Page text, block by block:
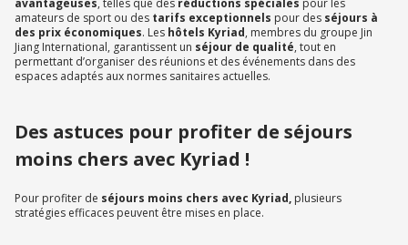
avantageuses, telles que des réductions spéciales pour les
amateurs de sport ou des tarifs exceptionnels pour des séjours à
des prix économiques. Les hôtels Kyriad, membres du groupe Jin
Jiang International, garantissent un séjour de qualité, tout en
permettant d’organiser des réunions et des événements dans des
espaces adaptés aux normes sanitaires actuelles.
Des astuces pour profiter de séjours
moins chers avec Kyriad !
Pour profiter de séjours moins chers avec Kyriad, plusieurs
stratégies efficaces peuvent être mises en place.